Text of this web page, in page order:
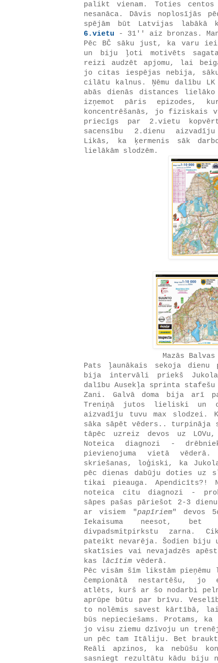
palikt vienam. Toties
nesanāca. Dāvis noplosījās
spējām būt Latvijas labākā
6.vietu - 31'' aiz bronzas.
Pēc BČ sāku just, ka varu
un biju ļoti motivēts
reizi audzēt apjomu, lai
jo citas iespējas nebija,
cilātu kalnus. Ņēmu dalību LK
abās dienās distances
izņemot pāris epizodes,
koncentrēšanās, jo
priecīgs par 2.vietu
sacensību 2.dienu
Likās, ka ķermenis sāk
lielākām slodzēm.
Mazās
Pats ļaunākais sekoja dienu
bija intervāli priekš
dalību Ausekļa sprinta stafešu
Zani. Galvā doma bija arī
Treniņā jutos lieliski un
aizvadīju tuvu max slodzei.
sāka sāpēt vēders.. turpināja
tāpēc uzreiz devos uz
Noteica diagnozi -
pievienojuma vietā
skriešanas, loģiski, ka
pēc dienas dabūju doties uz
tikai pieauga.
noteica citu diagnozi -
sāpes pašas pāriešot 2-3
ar visiem "papīriem" devos
Iekaisuma neesot,
divpadsmitpirkstu zarna.
pateikt nevarēja. Šodien biju
skatīsies vai nevajadzēs
kas
lācītim vēderā.
Pēc visām šīm likstām pieņēmu
čempionātā nestartēšu, jo
atlēts, kurš ar šo nodarbi
aprūpe būtu par brīvu.
to nolēmis savest kārtībā,
būs nepieciešams. Protams,
jo visu ziemu dzīvoju un
un pēc tam Itāliju. Bet
Reāli apzinos, ka nebūšu
sasniegt rezultātu kādu biju